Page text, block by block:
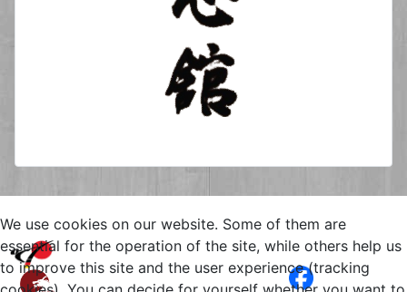
Copyright © 2026 Yuishinkan
Goju-Ryu Karate-Do Kamen
Bergkamen. All Rights Reserved.
We use cookies on our website. Some of them are
essential for the operation of the site, while others help us
to improve this site and the user experience (tracking